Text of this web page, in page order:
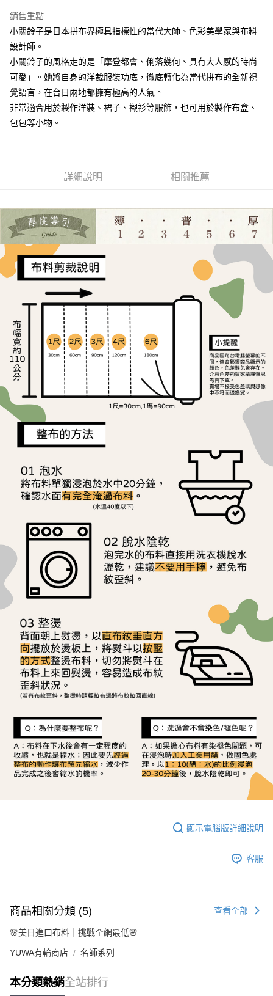
1.本服務由台灣大哥大提供，台灣大哥大用戶可立即使用無須另外申請。
2.付款方式選擇「大哥付你分期」，訂單成立後會自動跳轉到大哥付的交易
流程，驗證手機門號後，選擇欲分期的期數、繳款截止日，確認付款後即完
成交易。
3.實際核准額度、可分期數及費用金額請依後續交易確認頁面所載為準。
4.訂單成立30分鐘內，如未前往確認交易或遇審核未通過，訂單將自動取
法說明評估內容。
【繳款方式說明】
1.分期款項不併入電信帳單，「大哥付你分期」於每月結算日後寄送繳費提
醒簡訊。
1.本服務係由「台灣大哥大股份有限公司」（以下簡稱本公司）所提供，讓
2.基於同意付款使用「大哥付你分期」之契約關係目的，商店將以您的個人
資料（包含姓名、電話或地址）提供予台灣大哥大進項蒐集、處理及利用，
由本公司與您本人進行分期帳單所需資料之確認、核對及更正。
3.完整用戶服務條款，請詳閱以下連結：
https://oppay.tw/userRule
AFTEE先享後付
相關說明
【關於「AFTEE先享後付」】
AFTEE先享後付是「在收到商品之後才付款」的支付方式。 讓您購物簡單
便利好安心！
１．簡單：不需註冊會員、不需綁卡、不需儲值。
２．便利：只要手機號碼，簡訊認證，即可結帳。
【「AFTEE先享後付」結帳流程】
ATM／網路銀行／等多元方式進行付款，方視為交易完成。
後付繳納相關費用。
※ 交易是否成功請以「AFTEE先享後付 」之結帳頁面顯示為準，若有關於
是否繳費成功／繳費後需取消欲退款等相關疑問，請聯繫「AFTEE先享後付
客戶支援中心」https://netprotections.freshdesk.com/support/home
【注意事項】
１．透過由恩沛科技股份有限公司提供之「AFTEE先享後付」服務完成之交
易，需依本服務之必要範圍內提供個人資料，並將交易相關給付款項請求債
權轉讓予恩沛科技股份有限公司。
２．關於個人資料處理事宜，請瀏覽以下網址：
https://aftee.tw/terms/#terms3
３．未成年的使用者請事先徵得法定代理人或監護人之同意方可使用
「AFTEE先享後付」，若未經同意申辦者引起之損失，本公司不負相關責
任。
４．使用「AFTEE先享後付」時，將依據個別帳號之用戶狀況，依本公司即
時審查核予不同之上限額度；若仍有額度不足之情形，本公司將視審查結果
請求用戶進行身份認證。
５．嚴禁一人註冊多個帳號或使用他人資訊註冊。若發現惡意使用之情形，
恩沛科技股份有限公司將有權停止該用戶之使用額度並採取法律行動。
全家取貨付款
每筆NT$65，滿NT$1,500(含以上)免運費
離島宅配
每筆NT$240
銷售重點
小關鈴子是日本拼布界極具指標性的當代大師、色彩美學家與布料
設計師。
小關鈴子的風格走的是「摩登都會、俐落幾何、具有大人感的時尚
可愛」。她將自身的洋裁服裝功底，徹底轉化為當代拼布的全新視
覺語言，在台日兩地都擁有極高的人氣。
非常適合用於製作洋裝、裙子、襯衫等服飾，也可用於製作布盒、
包包等小物。
詳細說明 相關推薦
顯示電腦版詳細說明
客服
商品相關分類 (5) 查看全部
🌸美日進口布料｜挑戰全網最低🌸
YUWA有輪商店 名師系列
本分類熱銷全站排行